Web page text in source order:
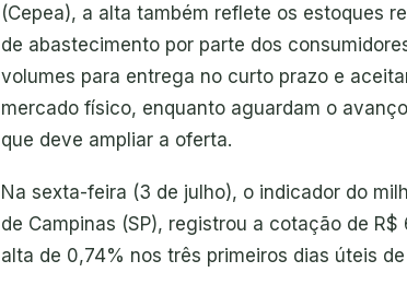
(Cepea), a alta também reflete os estoques
de abastecimento por parte dos
volumes para entrega no curto prazo e
mercado físico, enquanto aguardam o
que deve ampliar a oferta.
Na sexta-feira (3 de julho), o indicador do
de Campinas (SP), registrou a cotação de
alta de 0,74% nos três primeiros dias úteis de